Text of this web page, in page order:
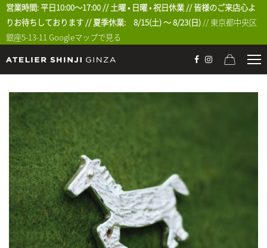
営業時間: 平日10:00〜17:00 // 土曜 • 日曜 • 祝日休業 // 皆様のご来店心よ
りお待ちしております // 夏季休業: 8/15(土) 〜 8/23(日) // 東京都中央区
銀座5-13-11Googleマップで見る